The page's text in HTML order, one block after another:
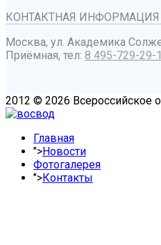
КОНТАКТНАЯ ИНФОРМАЦИЯ
Москва, ул. Академика
Приёмная, тел: 8 495-729-29-
2012 © 2026 Всероссийское
Главная
">Новости
Фотогалерея
">Контакты